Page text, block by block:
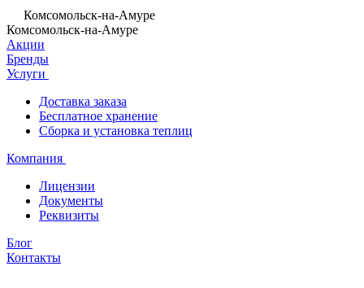
Комсомольск-на-Амуре
Комсомольск-на-Амуре
Акции
Бренды
Услуги
Доставка заказа
Бесплатное хранение
Сборка и установка теплиц
Компания
Лицензии
Документы
Реквизиты
Блог
Контакты